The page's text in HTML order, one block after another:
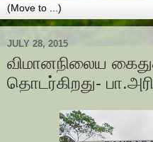
JULY 28, 2015
விமானநிலைய
தொடர்கிறது-